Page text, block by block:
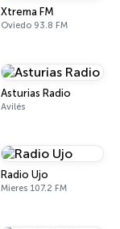
Xtrema FM
Oviedo 93.8 FM
Asturias Radio
Avilés
Radio Ujo
Mieres 107.2 FM